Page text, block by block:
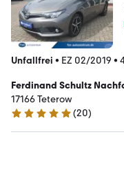
Unfallfrei • EZ 02/2019 •
Ferdinand Schultz
17166 Teterow
5 Sterne
(20)